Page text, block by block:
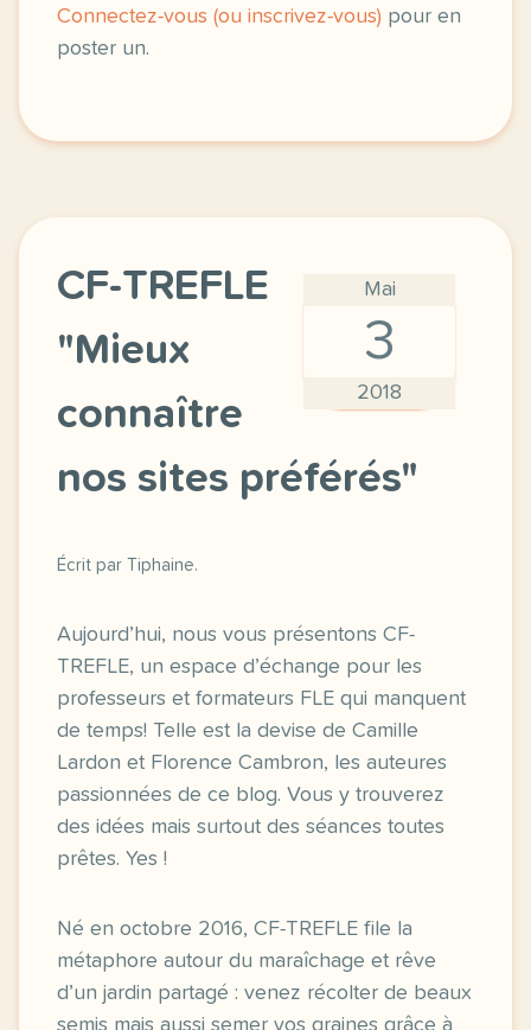
Connectez-vous (ou inscrivez-vous) pour en
poster un.
Mai
3
2018
CF-TREFLE
"Mieux
connaître
nos sites préférés"
Écrit par Tiphaine.
Aujourd’hui, nous vous présentons CF-
TREFLE, un espace d’échange pour les
professeurs et formateurs FLE qui manquent
de temps! Telle est la devise de Camille
Lardon et Florence Cambron, les auteures
passionnées de ce blog. Vous y trouverez
des idées mais surtout des séances toutes
prêtes. Yes !
Né en octobre 2016, CF-TREFLE file la
métaphore autour du maraîchage et rêve
d’un jardin partagé : venez récolter de beaux
semis mais aussi semer vos graines grâce à